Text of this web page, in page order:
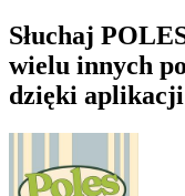
Słuchaj
wielu innych
dzięki